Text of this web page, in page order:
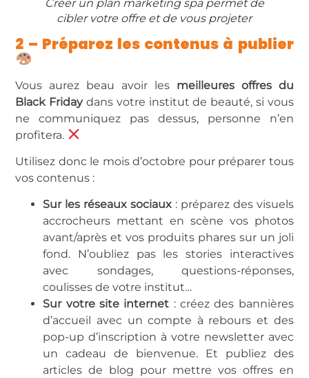
Créer un plan marketing spa permet de
cibler votre offre et de vous projeter
2 – Préparez les contenus à publier
Vous aurez beau avoir les meilleures offres du
Black Friday dans votre institut de beauté, si vous
ne communiquez pas dessus, personne n’en
profitera.
Utilisez donc le mois d’octobre pour préparer tous
vos contenus :
Sur les réseaux sociaux : préparez des visuels
accrocheurs mettant en scène vos photos
avant/après et vos produits phares sur un joli
fond. N’oubliez pas les stories interactives
avec sondages, questions-réponses,
coulisses de votre institut…
Sur votre site internet : créez des bannières
d’accueil avec un compte à rebours et des
pop-up d’inscription à votre newsletter avec
un cadeau de bienvenue. Et publiez des
articles de blog pour mettre vos offres en